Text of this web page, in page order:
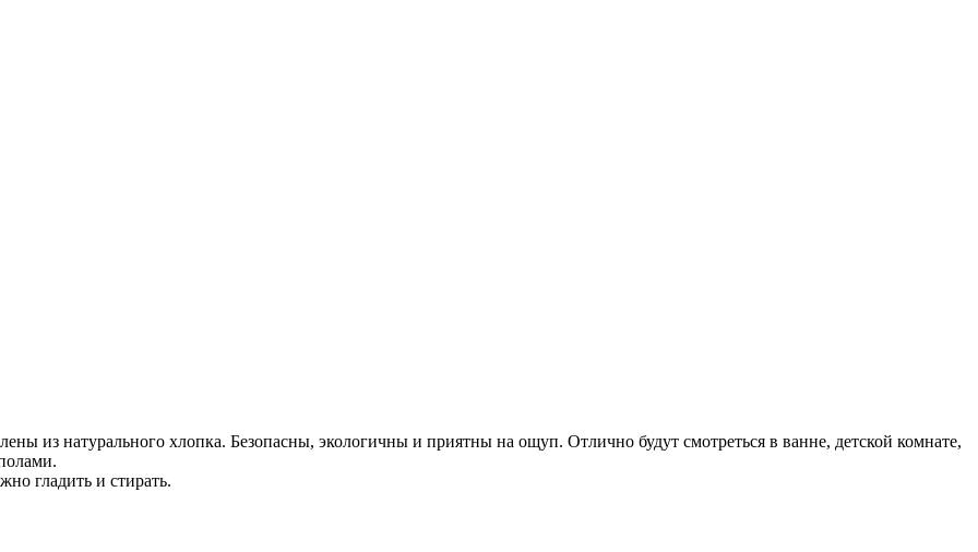
из натурального хлопка. Безопасны, экологичны и приятны на ощуп. Отлично будут смотреться в ванне, детской комнате,
гладить и стирать.